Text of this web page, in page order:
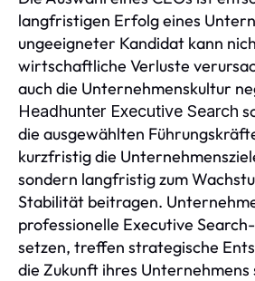
langfristigen Erfolg eines
ungeeigneter Kandidat kann
wirtschaftliche Verluste
auch die Unternehmenskultur
Headhunter Executive Search
die ausgewählten
kurzfristig die
sondern langfristig zum
Stabilität beitragen.
professionelle Executive
setzen, treffen strategische
die Zukunft ihres Unternehmens